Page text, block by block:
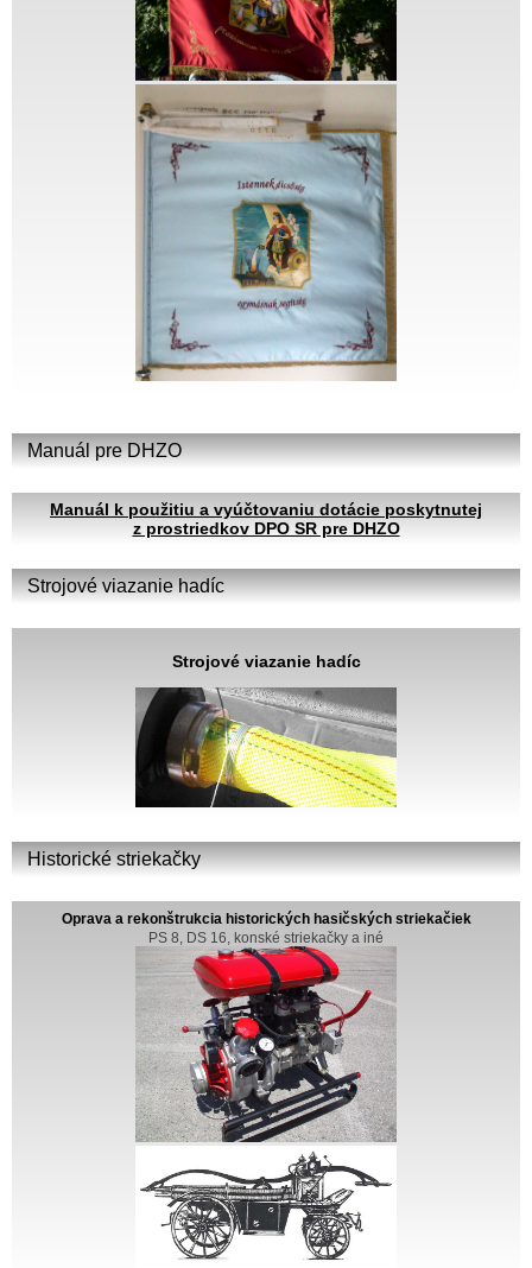
Manuál pre DHZO
Manuál k použitiu a vyúčtovaniu dotácie poskytnutej
z prostriedkov DPO SR pre DHZO
Strojové viazanie hadíc
Strojové viazanie hadíc
Historické striekačky
Oprava a rekonštrukcia historických hasičských striekačiek
PS 8, DS 16, konské striekačky a iné